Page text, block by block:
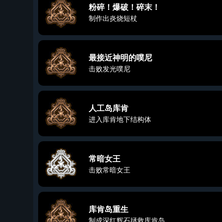
粉碎！爆破！碎末！
制作出炎烧短杖
最接近神明的噗尼
击败发光噗尼
人工岛库肯
进入库肯地下结构体
常暗女王
击败常暗女王
库肯岛重生
制成深红辉石拯救库肯岛